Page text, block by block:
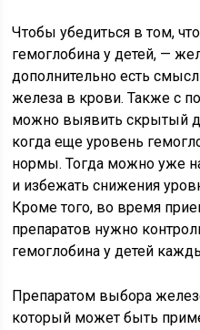
Чтобы убедиться в том,
гемоглобина у детей, —
дополнительно есть
железа в крови. Также с
можно выявить скрытый
когда еще уровень
нормы. Тогда можно уже
и избежать снижения
Кроме того, во время
препаратов нужно
гемоглобина у детей
Препаратом выбора
который может быть